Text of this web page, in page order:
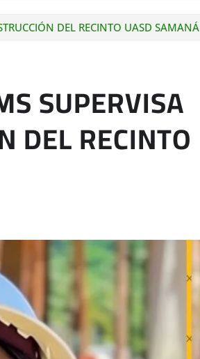
DEL RECINTO UASD SAMANÁ
SUPERVISA
DEL RECINTO